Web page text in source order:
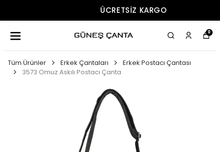
ÜCRETSIZ KARGO
0
Tüm Ürünler Erkek Çantaları
Erkek Postacı Çantası
3573 Omuz Askılı Postacı Çanta